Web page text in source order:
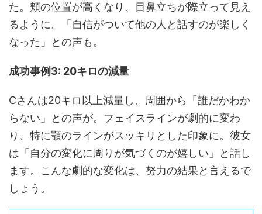
た。頬の位置が高くなり、目鼻立ちが際立って見え
るように。「自信がついて他の人と話すのが楽しく
なった」との声も。
成功事例3: 20キロの減量
Cさんは20キロ以上減量し、周囲から「誰だかわか
らない」との声が。フェイスラインが劇的に変わ
り、特に顎のラインがスッキリとした印象に。彼女
は「自分の変化に周りが気づくのが嬉しい」と話し
ます。こんな劇的な変化は、努力の結果と言えるで
しょう。